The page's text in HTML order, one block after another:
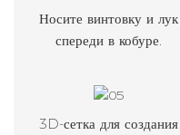
Носите винтовку и лук
спереди в кобуре.
3D-сетка для создания